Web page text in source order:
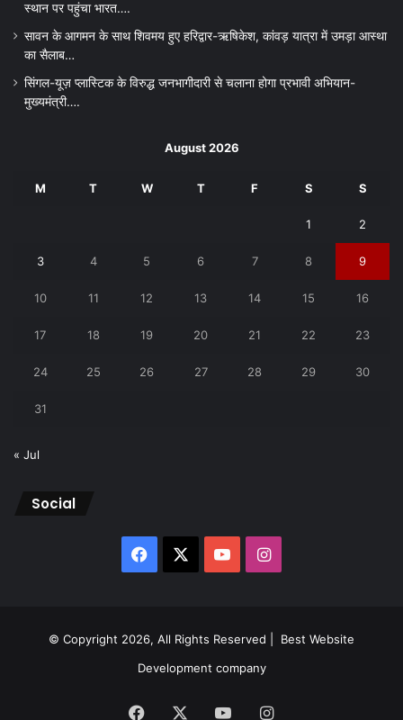
स्थान पर पहुंचा भारत….
सावन के आगमन के साथ शिवमय हुए हरिद्वार-ऋषिकेश, कांवड़ यात्रा में उमड़ा आस्था
का सैलाब…
सिंगल-यूज़ प्लास्टिक के विरुद्ध जनभागीदारी से चलाना होगा प्रभावी अभियान-
मुख्यमंत्री….
August 2026
M T W T F S S
1 2
3 4 5 6 7 8 9
10 11 12 13 14 15 16
17 18 19 20 21 22 23
24 25 26 27 28 29 30
31
« Jul
Social
Facebook YouTubeInstagram
© Copyright 2026, All Rights Reserved | Best Website
Development company
Facebook YouTubeInstagram